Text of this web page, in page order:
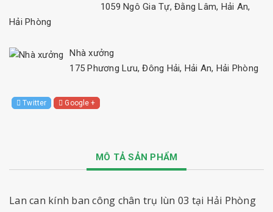
1059 Ngô Gia Tự, Đằng Lâm, Hải An,
Hải Phòng
Nhà xưởng
175 Phương Lưu, Đông Hải, Hải An, Hải Phòng
Twitter Google +
MÔ TẢ SẢN PHẨM
Lan can kính ban công chân trụ lùn 03 tại Hải Phòng